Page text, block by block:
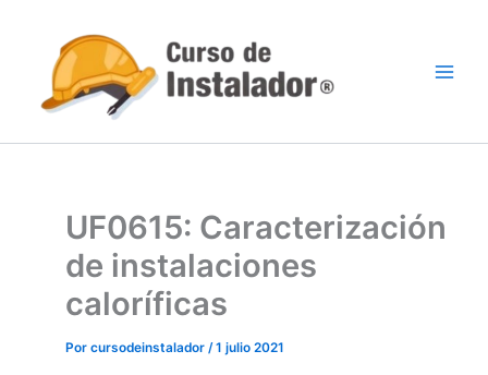
contenido
UF0615: Caracterización
de instalaciones
caloríficas
Por cursodeinstalador /1 julio 2021